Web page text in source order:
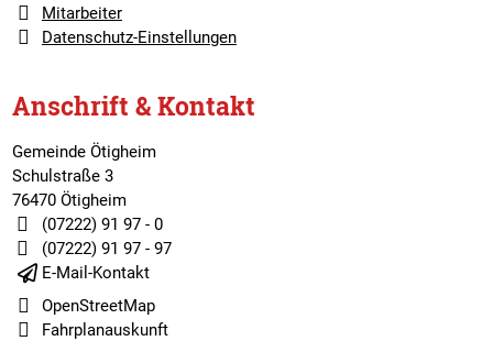
Mitarbeiter
Datenschutz-Einstellungen
Anschrift & Kontakt
Gemeinde Ötigheim
Schulstraße 3
76470 Ötigheim
(07222) 91 97 - 0
(07222) 91 97 - 97
E-Mail-Kontakt
OpenStreetMap
Fahrplanauskunft